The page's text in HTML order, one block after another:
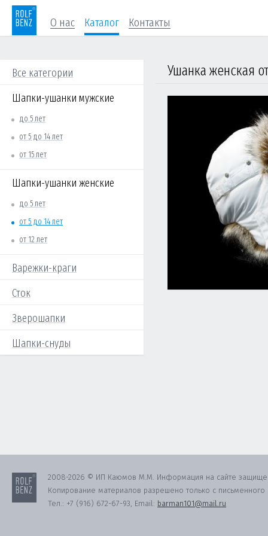
О нас Каталог Контакты
Все категории
Шапки-ушанки мужские
до 5 лет
от 5 до 14 лет
от 15 лет
Шапки-ушанки женские
до 5 лет
от 5 до 14 лет
от 12 лет
Варежки-краги
Сток
Зверошапки
Шапки-снуды
Ушанка женская
2008-2026 © ИП Каюмов М.М. Информация на сайте
Копирование материалов разрешено только с письменного
Тел.: +7 (916) 672-67-93, Email: barman101@mail.ru